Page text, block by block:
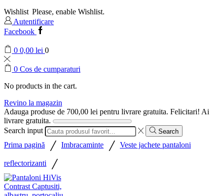
Wishlist Please, enable Wishlist.
Autentificare
Facebook
0 0,00 lei 0
0 Cos de cumparaturi
No products in the cart.
Revino la magazin
Adauga produse de 700,00 lei pentru livrare gratuita. Felicitari! Ai
livrare gratuita.
Search input
Search
Prima pagină / Imbracaminte / Veste jachete pantaloni
reflectorizanti /